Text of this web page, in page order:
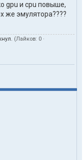
gpu и cpu повыше,
же эмулятора????
(Лайков: 0 ·